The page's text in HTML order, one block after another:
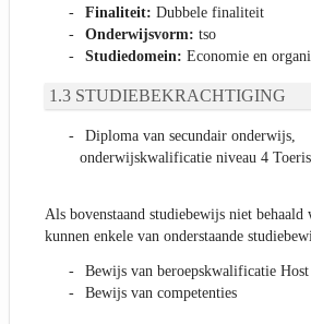
Finaliteit: Dubbele finaliteit
Onderwijsvorm: tso
Studiedomein: Economie en
STUDIEBEKRACHTIGING
Diploma van secundair onderwijs,
onderwijskwalificatie niveau 4
Als bovenstaand studiebewijs niet
kunnen enkele van onderstaande
Bewijs van beroepskwalificatie
Bewijs van competenties